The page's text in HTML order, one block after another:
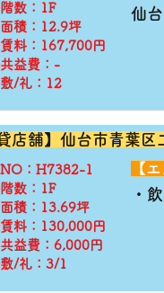
数：1F
積：12.9坪
料：167,700円
益費：-
/礼：12
仙
店舗】仙台市青葉区
：H7382-1
数：1F
積：13.69坪
料：130,000円
益費：6,000円
/礼：3/1
・
【